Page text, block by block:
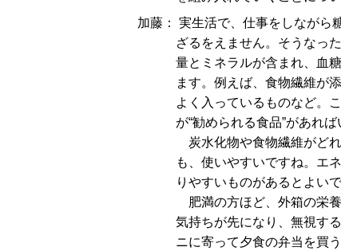
加藤： 実生活で、仕事をしながら
ざるをえません。そうなっ
量とミネラルが含まれ、血
ます。例えば、食物繊維が
よく入っているものなど。
が“勧められる食品”があれば
炭水化物や食物繊維がど
も、使いやすいですね。エ
りやすいものがあるとよいで
肥満の方ほど、外箱の栄
気持ちが先になり、無視す
ニに寄って夕食の弁当を買